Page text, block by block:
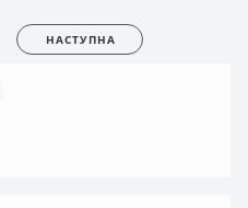
НАСТУПНА